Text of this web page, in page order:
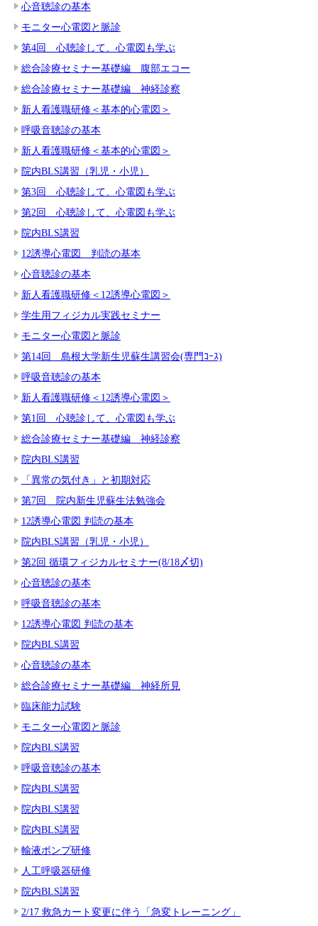
心音聴診の基本
モニター心電図と脈診
第4回 心聴診して、心電図も学ぶ
総合診療セミナー基礎編 腹部エコー
総合診療セミナー基礎編 神経診察
新人看護職研修＜基本的心電図＞
呼吸音聴診の基本
新人看護職研修＜基本的心電図＞
院内BLS講習（乳児・小児）
第3回 心聴診して、心電図も学ぶ
第2回 心聴診して、心電図も学ぶ
院内BLS講習
12誘導心電図 判読の基本
心音聴診の基本
新人看護職研修＜12誘導心電図＞
学生用フィジカル実践セミナー
モニター心電図と脈診
第14回 島根大学新生児蘇生講習会(専門ｺｰｽ)
呼吸音聴診の基本
新人看護職研修＜12誘導心電図＞
第1回 心聴診して、心電図も学ぶ
総合診療セミナー基礎編 神経診察
院内BLS講習
「異常の気付き」と初期対応
第7回 院内新生児蘇生法勉強会
12誘導心電図 判読の基本
院内BLS講習（乳児・小児）
第2回 循環フィジカルセミナー(8/18〆切)
心音聴診の基本
呼吸音聴診の基本
12誘導心電図 判読の基本
院内BLS講習
心音聴診の基本
総合診療セミナー基礎編 神経所見
臨床能力試験
モニター心電図と脈診
院内BLS講習
呼吸音聴診の基本
院内BLS講習
院内BLS講習
院内BLS講習
輸液ポンプ研修
人工呼吸器研修
院内BLS講習
2/17 救急カート変更に伴う「急変トレーニング」